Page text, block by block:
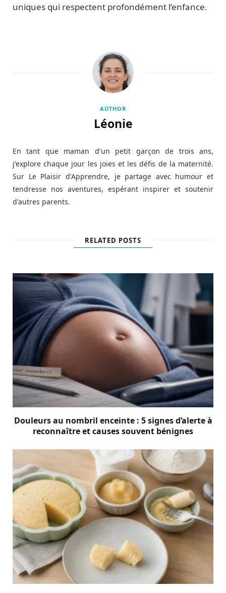
uniques qui respectent profondément l’enfance.
AUTHOR
Léonie
En tant que maman d'un petit garçon de trois ans,
j'explore chaque jour les joies et les défis de la maternité.
Sur Le Plaisir d'Apprendre, je partage avec humour et
tendresse nos aventures, espérant inspirer et soutenir
d'autres parents.
RELATED POSTS
Douleurs au nombril enceinte : 5 signes d’alerte à
reconnaître et causes souvent bénignes